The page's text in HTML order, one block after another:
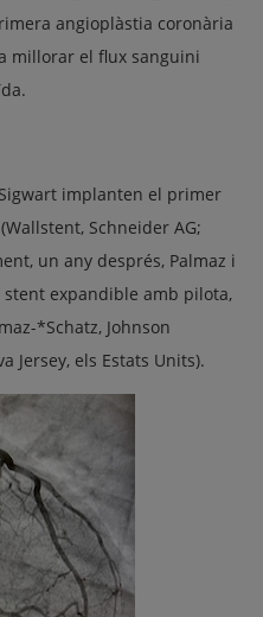
angioplàstia coronària
millorar el flux sanguini
implanten el primer
Schneider AG;
un any després, Palmaz i
expandible amb pilota,
*Schatz, Johnson
Jersey, els Estats Units).